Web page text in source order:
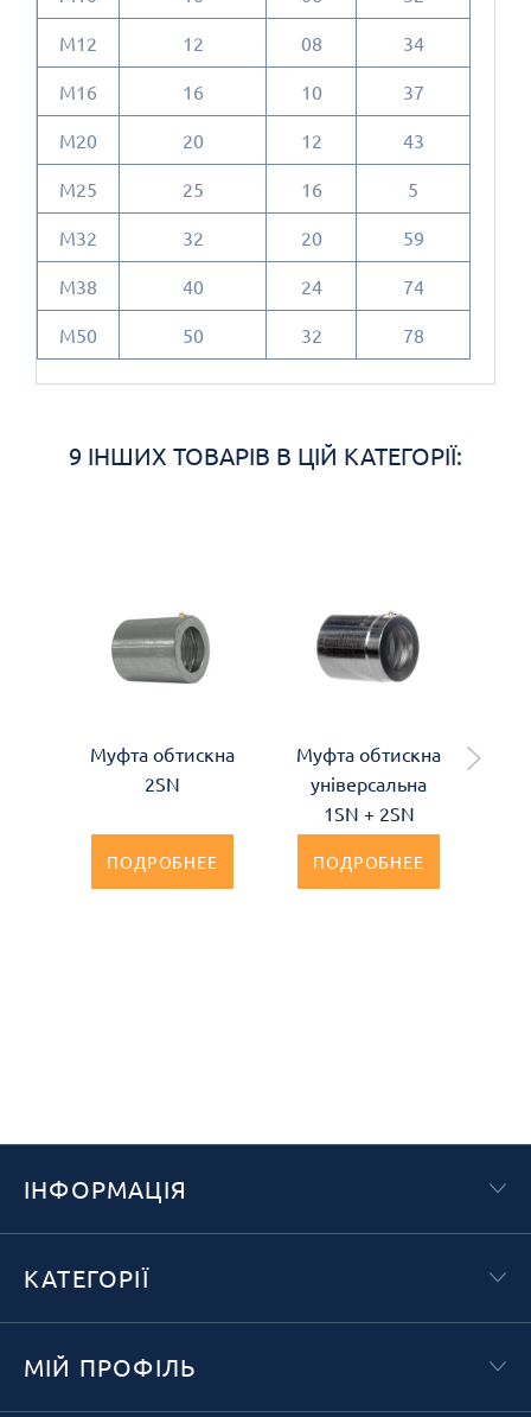
M12 12 08 34
M16 16 10 37
M20 20 12 43
M25 25 16 5
M32 32 20 59
M38 40 24 74
M50 50 32 78
9 ІНШИХ ТОВАРІВ В ЦІЙ КАТЕГОРІЇ:
Муфта обтискна
2SN
ПОДРОБНЕЕ
Муфта обтискна
універсальна
1SN + 2SN
ПОДРОБНЕЕ
ІНФОРМАЦІЯ
КАТЕГОРІЇ
МІЙ ПРОФІЛЬ